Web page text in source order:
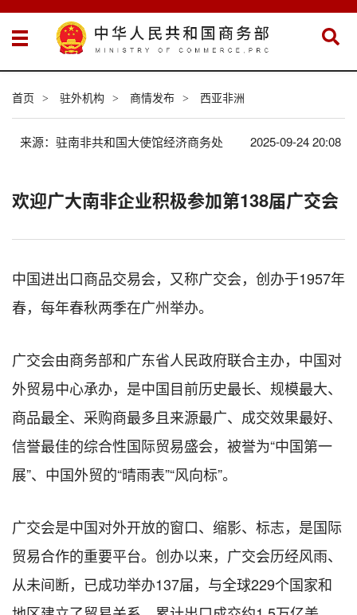
首页 > 驻外机构 > 商情发布 > 西亚非洲
来源：驻南非共和国大使馆经济商务处 2025-09-24 20:08
欢迎广大南非企业积极参加第138届广交会
中国进出口商品交易会，又称广交会，创办于1957年
春，每年春秋两季在广州举办。
广交会由商务部和广东省人民政府联合主办，中国对
外贸易中心承办，是中国目前历史最长、规模最大、
商品最全、采购商最多且来源最广、成交效果最好、
信誉最佳的综合性国际贸易盛会，被誉为“中国第一
展”、中国外贸的“晴雨表”“风向标”。
广交会是中国对外开放的窗口、缩影、标志，是国际
贸易合作的重要平台。创办以来，广交会历经风雨、
从未间断，已成功举办137届，与全球229个国家和